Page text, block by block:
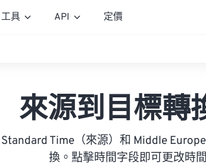
工具 API 定價
來源到目標轉
Time（來源）和 Middle
換。點擊時間字段即可更改時